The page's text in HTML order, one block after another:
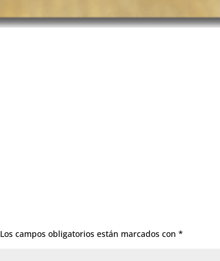
Los campos obligatorios están marcados con*